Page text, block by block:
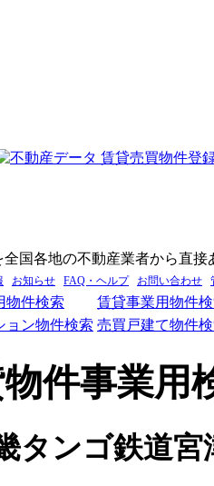
国各地の不動産業者から直接
お知らせ FAQ・ヘルプ お問い合わせ
物件検索
賃貸事業用物件
ョン物件検索 売買戸建て物件
件事業用
タンゴ鉄道宮